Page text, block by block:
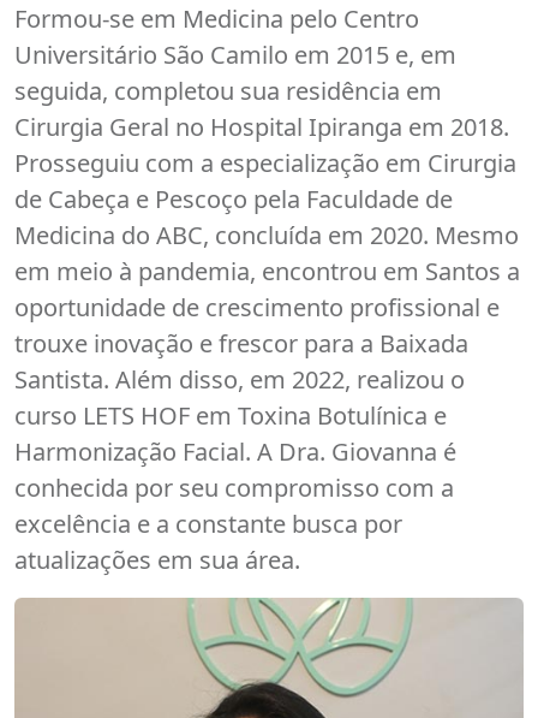
Formou-se em Medicina pelo Centro
Universitário São Camilo em 2015 e, em
seguida, completou sua residência em
Cirurgia Geral no Hospital Ipiranga em 2018.
Prosseguiu com a especialização em Cirurgia
de Cabeça e Pescoço pela Faculdade de
Medicina do ABC, concluída em 2020. Mesmo
em meio à pandemia, encontrou em Santos a
oportunidade de crescimento profissional e
trouxe inovação e frescor para a Baixada
Santista. Além disso, em 2022, realizou o
curso LETS HOF em Toxina Botulínica e
Harmonização Facial. A Dra. Giovanna é
conhecida por seu compromisso com a
excelência e a constante busca por
atualizações em sua área.